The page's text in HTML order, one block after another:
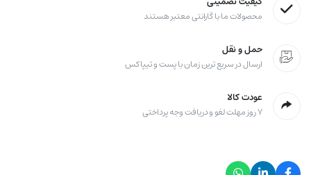
محصولات ما با گارانتی معتبر هستند
حمل و نقل
ارسال در سریع ترین زمان با پست و تیپاکس
عودت کالا
۷ روز مهلت لغو و دریافت وجه پرداختی